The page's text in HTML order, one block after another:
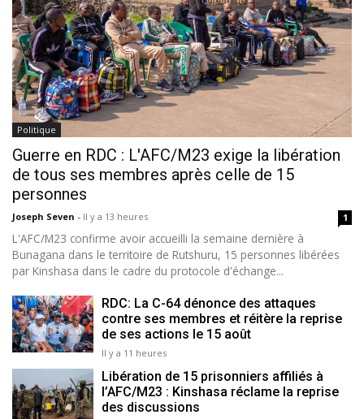
Politique
Guerre en RDC : L'AFC/M23 exige la libération
de tous ses membres après celle de 15
personnes
Joseph Seven - Il y a 13 heures 1
L'AFC/M23 confirme avoir accueilli la semaine dernière à
Bunagana dans le territoire de Rutshuru, 15 personnes libérées
par Kinshasa dans le cadre du protocole d'échange...
RDC: La C-64 dénonce des attaques
contre ses membres et réitère la reprise
de ses actions le 15 août
Il y a 11 heures
Libération de 15 prisonniers affiliés à
l’AFC/M23 : Kinshasa réclame la reprise
des discussions